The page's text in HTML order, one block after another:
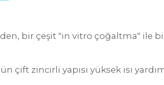
bir çeşit "in vitro çoğaltma" ile
zincirli yapısı yüksek ısı